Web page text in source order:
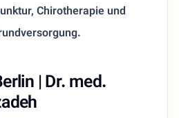
Chirotherapie und
| Dr. med.